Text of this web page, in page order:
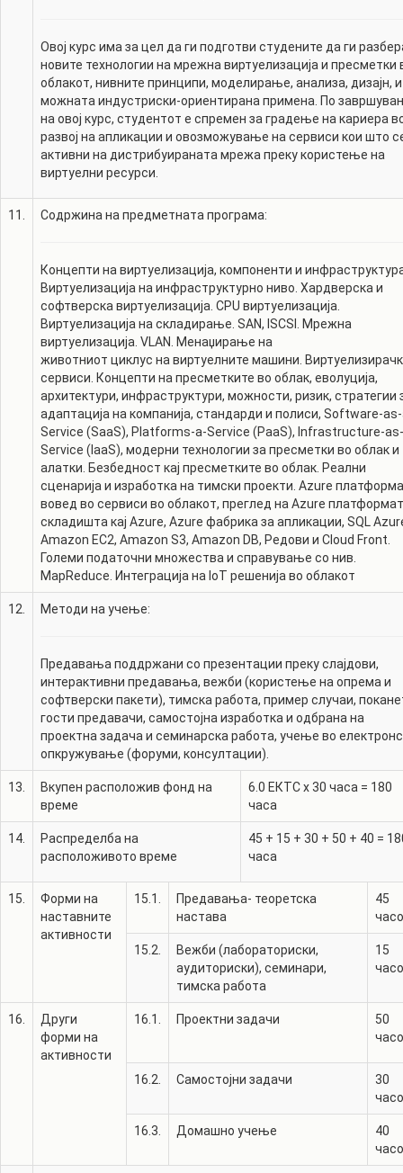
Овој курс има за цел да ги подготви студените да ги
новите технологии на мрежна виртуелизација и пресметки
облакот, нивните принципи, моделирање, анализа, дизајн, и
можната индустриски-ориентирана примена. По
на овој курс, студентот е спремен за градење на кариера
развој на апликации и овозможување на сервиси кои што
активни на дистрибуираната мрежа преку користење на
виртуелни ресурси.
11. Содржина на предметната програма:
Концепти на виртуелизација, компоненти и
Виртуелизација на инфраструктурно ниво. Хардверска и
софтверска виртуелизација. CPU виртуелизација.
Виртуелизација на складирање. SAN, ISCSI. Мрежна
виртуелизација. VLAN. Менаџирање на
животниот циклус на виртуелните машини.
сервиси. Концепти на пресметките во облак, еволуција,
архитектури, инфраструктури, можности, ризик, стратегии
адаптација на компанија, стандарди и полиси, Software-
Service (SaaS), Platforms-a-Service (PaaS), Infrastructure-
Service (IaaS), модерни технологии за пресметки во облак и
алатки. Безбедност кај пресметките во облак. Реални
сценарија и изработка на тимски проекти. Azure
вовед во сервиси во облакот, преглед на Azure
складишта кај Azure, Azure фабрика за апликации, SQL
Amazon EC2, Amazon S3, Amazon DB, Редови и Cloud Front.
Големи податочни множества и справување со нив.
MapReduce. Интеграција на IoT решенија во облакот
12. Методи на учење:
Предавања поддржани со презентации преку слајдови,
интерактивни предавања, вежби (користење на опрема и
софтверски пакети), тимска работа, пример случаи,
гости предавачи, самостојна изработка и одбрана на
проектна задача и семинарска работа, учење во
опкружување (форуми, консултации).
13.
Вкупен расположив фонд на
време
6.0 ЕКТС x 30 часа = 180
часа
14.
Распределба на
расположивото време
45 + 15 + 30 + 50 + 40 =
часа
15.
Форми на
наставните
активности
15.1.
Предавања- теоретска
настава
45
15.2.
Вежби (лабораториски,
аудиториски), семинари,
тимска работа
15
16.
Други
форми на
активности
16.1. Проектни задачи
50
16.2. Самостојни задачи
30
16.3. Домашно учење
40